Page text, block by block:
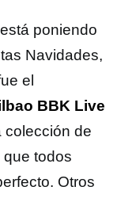
poniendo
Navidades,
el
BBK Live
colección de
todos
Otros